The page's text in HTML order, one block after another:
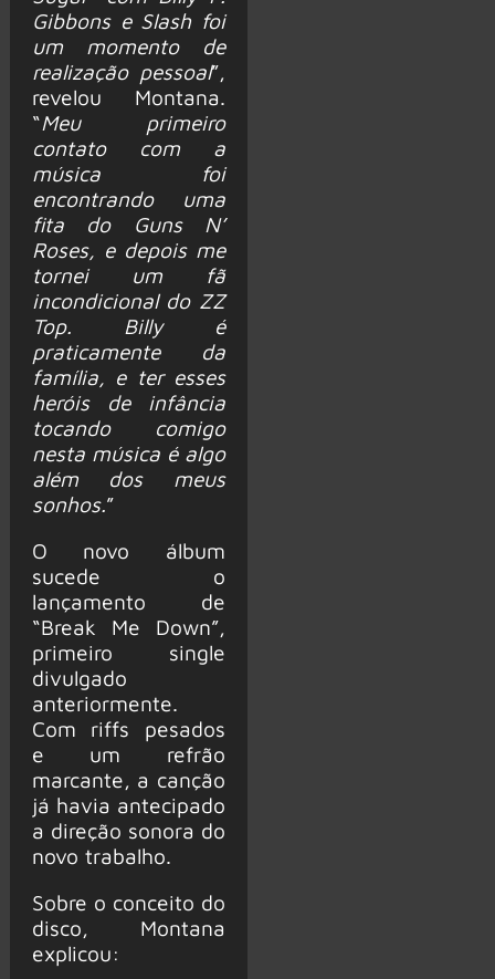
Gibbons e Slash foi
um momento de
realização pessoal”,
revelou Montana.
“Meu primeiro
contato com a
música foi
encontrando uma
fita do Guns N’
Roses, e depois me
tornei um fã
incondicional do ZZ
Top. Billy é
praticamente da
família, e ter esses
heróis de infância
tocando comigo
nesta música é algo
além dos meus
sonhos.”
O novo álbum
sucede o
lançamento de
“Break Me Down”,
primeiro single
divulgado
anteriormente.
Com riffs pesados
e um refrão
marcante, a canção
já havia antecipado
a direção sonora do
novo trabalho.
Sobre o conceito do
disco, Montana
explicou: